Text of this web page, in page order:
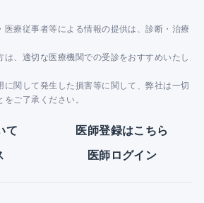
医療従事者等による情報の提供は、診断・治療
は、適切な医療機関での受診をおすすめいたし
に関して発生した損害等に関して、弊社は一切
ご了承ください。
て 医師登録はこちら
医師ログイン